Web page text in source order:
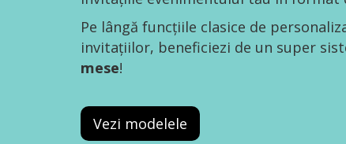
Pe lângă funcțiile clasice de
invitațiilor, beneficiezi de un super
mese!
Vezi modelele